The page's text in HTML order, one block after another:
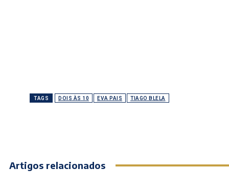
TAGS DOIS ÀS 10 EVA PAIS TIAGO BLELA
Artigos relacionados